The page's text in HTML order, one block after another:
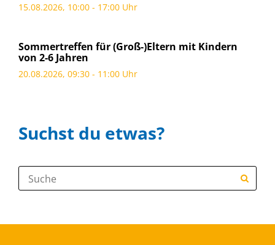
15.08.2026, 10:00 - 17:00 Uhr
Sommertreffen für (Groß-)Eltern mit Kindern
von 2-6 Jahren
20.08.2026, 09:30 - 11:00 Uhr
Suchst du etwas?
Suche: